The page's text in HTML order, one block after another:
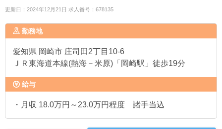
更新日：2024年12月21日 求人番号：678135
勤務地
愛知県 岡崎市 庄司田2丁目10-6
ＪＲ東海道本線(熱海－米原)「岡崎駅」徒歩19分
給与
・月収 18.0万円～23.0万円程度 諸手当込